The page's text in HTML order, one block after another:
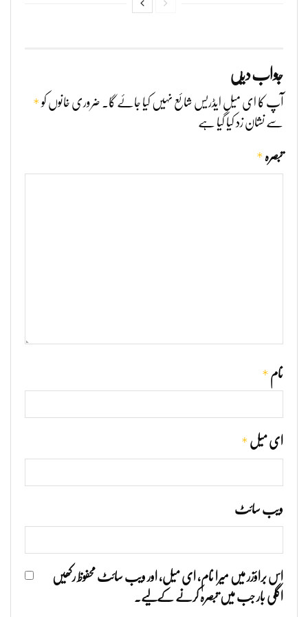
جواب دیں
آپ کا ای میل ایڈریس شائع نہیں کیا جائے گا۔ ضروری خانوں کو*
سے نشان زد کیا گیا ہے
تبصرہ *
نام *
ای میل *
ویب‌ سائٹ
اس براؤزر میں میرا نام، ای میل، اور ویب سائٹ محفوظ رکھیں
اگلی بار جب میں تبصرہ کرنے کےلیے۔